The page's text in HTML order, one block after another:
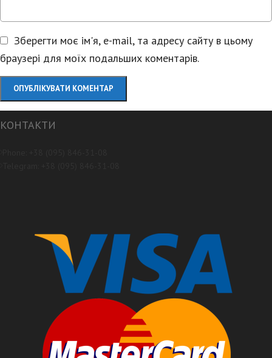
Зберегти моє ім'я, e-mail, та адресу сайту в цьому
браузері для моїх подальших коментарів.
КОНТАКТИ